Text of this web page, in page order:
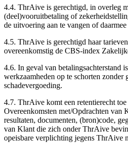
4.4. ThrAive is gerechtigd, in overleg
(deel)vooruitbetaling of
de uitvoering aan te vangen of
4.5. ThrAive is gerechtigd haar
overeenkomstig de CBS-index
4.6. In geval van betalingsachterstand
werkzaamheden op te schorten zonder
schadevergoeding.
4.7. ThrAive komt een retentierecht
Overeenkomsten met/Opdrachten van
resultaten, documenten, (bron)code,
van Klant die zich onder ThrAive
opeisbare verplichting jegens ThrAive